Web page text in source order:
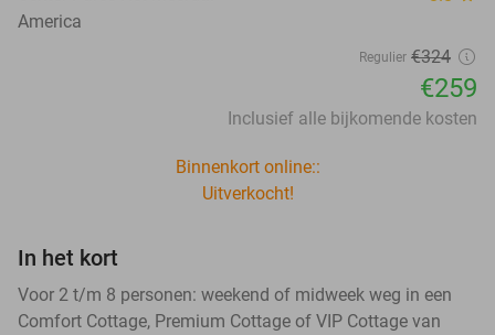
America
Regulier €324
€259
Inclusief alle bijkomende kosten
Binnenkort online::
Uitverkocht!
In het kort
Voor 2 t/m 8 personen: weekend of midweek weg in een
Comfort Cottage, Premium Cottage of VIP Cottage van